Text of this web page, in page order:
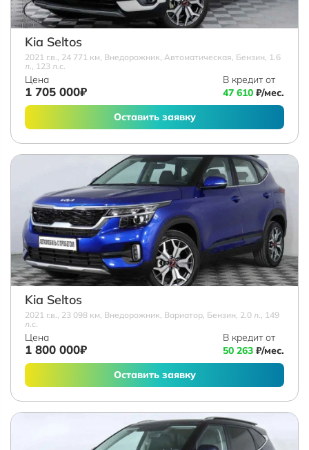
Kia Seltos
2021 г.в., 24 771 км, Внедорожник, Автоматическая, Бензин, 1.6
л., 123 л.с.
Цена
1 705 000₽
В кредит от
47 610 ₽/мес.
Оставить заявку
Kia Seltos
2021 г.в., 23 098 км, Внедорожник, Вариатор, Бензин, 2.0 л., 149
л.с.
Цена
1 800 000₽
В кредит от
50 263 ₽/мес.
Оставить заявку